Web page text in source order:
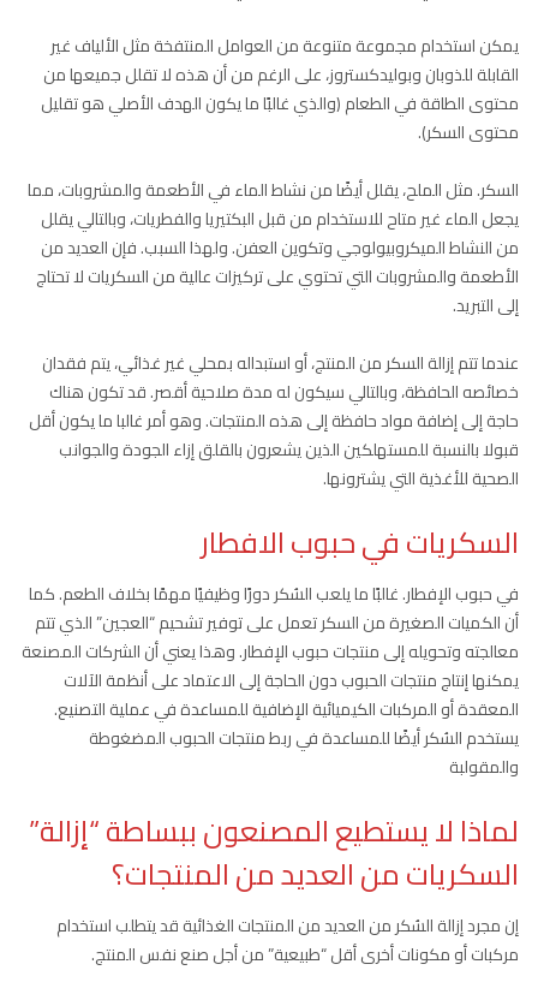
يمكن استخدام مجموعة متنوعة من العوامل المنتفخة مثل الألياف غير
القابلة للذوبان وبوليدكستروز، على الرغم من أن هذه لا تقلل جميعها من
محتوى الطاقة في الطعام (والذي غالبًا ما يكون الهدف الأصلي هو تقليل
محتوى السكر).
السكر. مثل الملح، يقلل أيضًا من نشاط الماء في الأطعمة والمشروبات، مما
يجعل الماء غير متاح للاستخدام من قبل البكتيريا والفطريات، وبالتالي يقلل
من النشاط الميكروبيولوجي وتكوين العفن. ولهذا السبب. فإن العديد من
الأطعمة والمشروبات التي تحتوي على تركيزات عالية من السكريات لا تحتاج
إلى التبريد.
عندما تتم إزالة السكر من المنتج، أو استبداله بمحلي غير غذائي، يتم فقدان
خصائصه الحافظة، وبالتالي سيكون له مدة صلاحية أقصر. قد تكون هناك
حاجة إلى إضافة مواد حافظة إلى هذه المنتجات. وهو أمر غالبا ما يكون أقل
قبولا بالنسبة للمستهلكين الذين يشعرون بالقلق إزاء الجودة والجوانب
الصحية للأغذية التي يشترونها.
السكريات في حبوب الافطار
في حبوب الإفطار. غالبًا ما يلعب السُكر دورًا وظيفيًا مهمًا بخلاف الطعم. كما
أن الكميات الصغيرة من السكر تعمل على توفير تشحيم “العجين” الذي تتم
معالجته وتحويله إلى منتجات حبوب الإفطار. وهذا يعني أن الشركات المصنعة
يمكنها إنتاج منتجات الحبوب دون الحاجة إلى الاعتماد على أنظمة الآلات
المعقدة أو المركبات الكيميائية الإضافية للمساعدة في عملية التصنيع.
يستخدم السُكر أيضًا للمساعدة في ربط منتجات الحبوب المضغوطة
والمقولبة
لماذا لا يستطيع المصنعون ببساطة “إزالة”
السكريات من العديد من المنتجات؟
إن مجرد إزالة السُكر من العديد من المنتجات الغذائية قد يتطلب استخدام
مركبات أو مكونات أخرى أقل “طبيعية” من أجل صنع نفس المنتج.